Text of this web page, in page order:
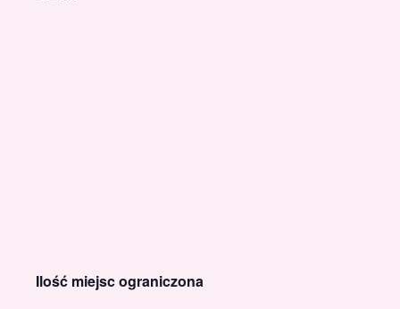
Ilość miejsc ograniczona